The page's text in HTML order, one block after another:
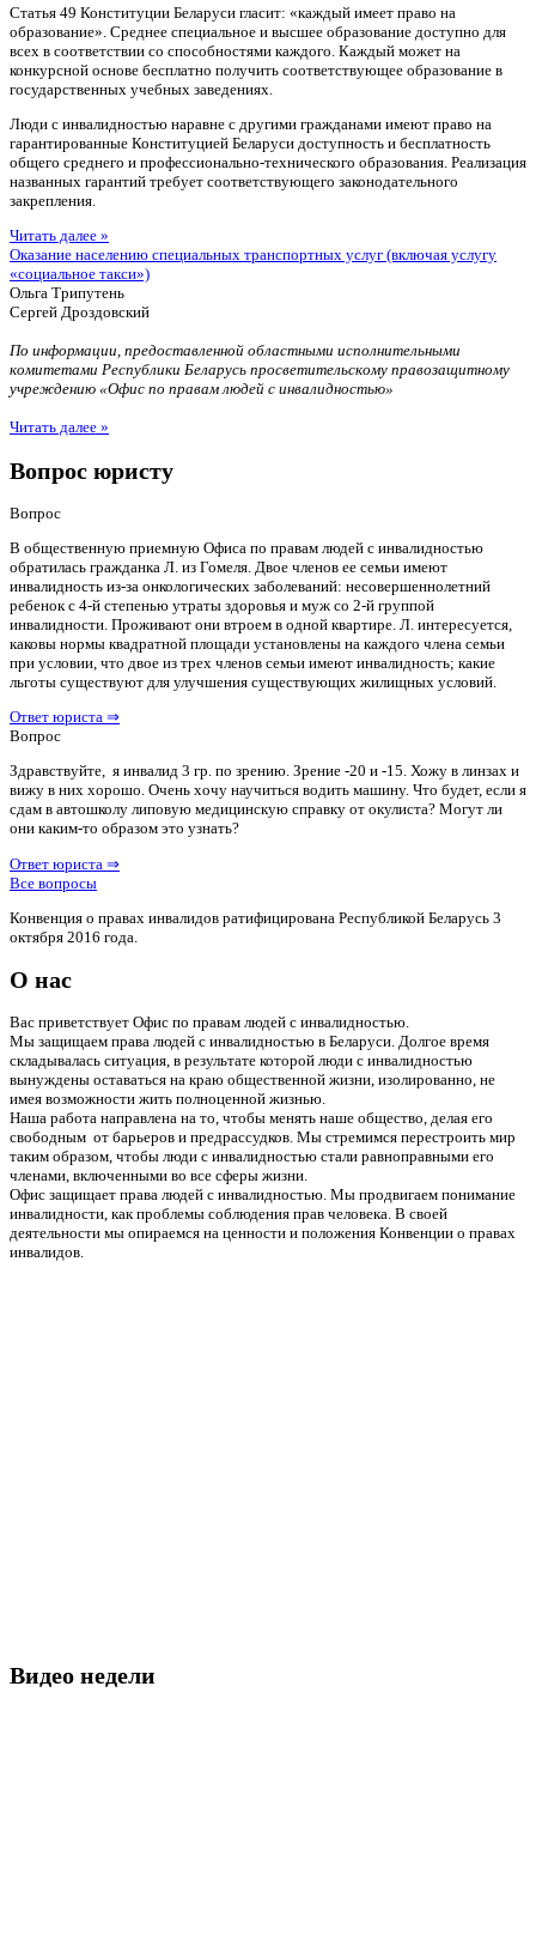
Статья 49 Конституции Беларуси гласит: «каждый имеет право на
образование». Среднее специальное и высшее образование доступно для
всех в соответствии со способностями каждого. Каждый может на
конкурсной основе бесплатно получить соответствующее образование в
государственных учебных заведениях.
Люди с инвалидностью наравне с другими гражданами имеют право на
гарантированные Конституцией Беларуси доступность и бесплатность
общего среднего и профессионально-технического образования. Реализация
названных гарантий требует соответствующего законодательного
закрепления.
Читать далее »
Оказание населению специальных транспортных услуг (включая услугу
«социальное такси»)
Ольга Трипутень
Сергей Дроздовский
По информации, предоставленной областными исполнительными
комитетами Республики Беларусь просветительскому правозащитному
учреждению «Офис по правам людей с инвалидностью»
Читать далее »
Вопрос юристу
Вопрос
В общественную приемную Офиса по правам людей с инвалидностью
обратилась гражданка Л. из Гомеля. Двое членов ее семьи имеют
инвалидность из-за онкологических заболеваний: несовершеннолетний
ребенок с 4-й степенью утраты здоровья и муж со 2-й группой
инвалидности. Проживают они втроем в одной квартире. Л. интересуется,
каковы нормы квадратной площади установлены на каждого члена семьи
при условии, что двое из трех членов семьи имеют инвалидность; какие
льготы существуют для улучшения существующих жилищных условий.
Ответ юриста ⇒
Вопрос
Здравствуйте, я инвалид 3 гр. по зрению. Зрение -20 и -15. Хожу в линзах и
вижу в них хорошо. Очень хочу научиться водить машину. Что будет, если я
сдам в автошколу липовую медицинскую справку от окулиста? Могут ли
они каким-то образом это узнать?
Ответ юриста ⇒
Все вопросы
Конвенция о правах инвалидов ратифицирована Республикой Беларусь 3
октября 2016 года.
О нас
Вас приветствует Офис по правам людей с инвалидностью.
Мы защищаем права людей с инвалидностью в Беларуси. Долгое время
складывалась ситуация, в результате которой люди с инвалидностью
вынуждены оставаться на краю общественной жизни, изолированно, не
имея возможности жить полноценной жизнью.
Наша работа направлена на то, чтобы менять наше общество, делая его
свободным от барьеров и предрассудков. Мы стремимся перестроить мир
таким образом, чтобы люди с инвалидностью стали равноправными его
членами, включенными во все сферы жизни.
Офис защищает права людей с инвалидностью. Мы продвигаем понимание
инвалидности, как проблемы соблюдения прав человека. В своей
деятельности мы опираемся на ценности и положения Конвенции о правах
инвалидов.
Видео недели